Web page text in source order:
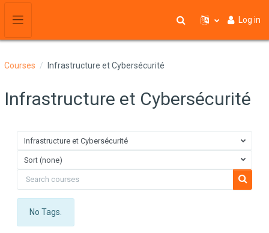
Skip to main content
Toggle search input
Log in
Courses Infrastructure et Cybersécurité
Infrastructure et Cybersécurité
Infrastructure et Cybersécurité
Sort (none)
Search courses
Search
No Tags.